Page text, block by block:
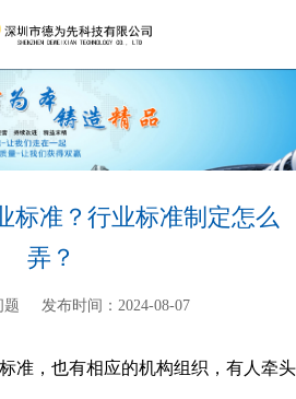
标准？行业标准制定怎么
弄？
题 发布时间：2024-08-07
准，也有相应的机构组织，有人牵头